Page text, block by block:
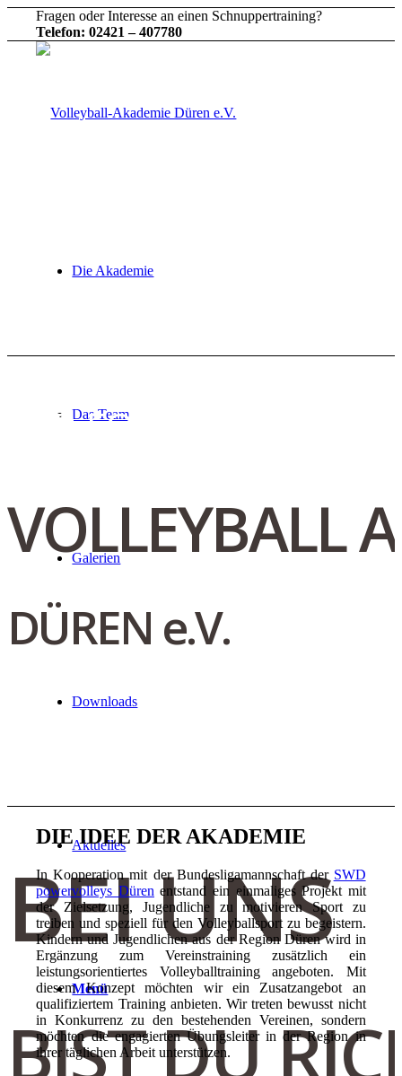
Fragen oder Interesse an einen Schnuppertraining?
Telefon: 02421 – 407780
Die Akademie
Das Team
Galerien
Downloads
Aktuelles
Menü
WIR FÖRDERN
VOLLEYBALL
DÜREN e.V.
BEI UNS
BIST DU
DIE IDEE DER AKADEMIE
In Kooperation mit der Bundesligamannschaft der SWD
powervolleys Düren entstand ein einmaliges Projekt mit
der Zielsetzung, Jugendliche zu motivieren Sport zu
treiben und speziell für den Volleyballsport zu begeistern.
Kindern und Jugendlichen aus der Region Düren wird in
Ergänzung zum Vereinstraining zusätzlich ein
leistungsorientiertes Volleyballtraining angeboten. Mit
diesem Konzept möchten wir ein Zusatzangebot an
qualifiziertem Training anbieten. Wir treten bewusst nicht
in Konkurrenz zu den bestehenden Vereinen, sondern
möchten die engagierten Übungsleiter in der Region in
ihrer täglichen Arbeit unterstützen.